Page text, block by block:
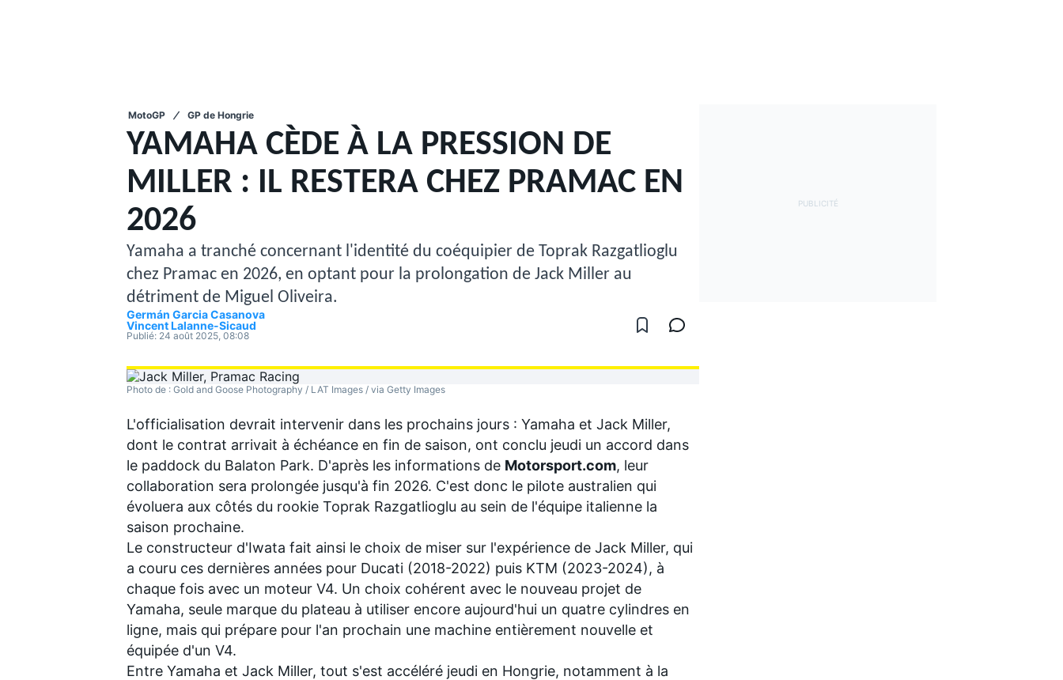
WEC
MotoGP GP de Hongrie
YAMAHA CÈDE À LA PRESSION DE
MILLER : IL RESTERA CHEZ PRAMAC EN
2026
Yamaha a tranché concernant l'identité du coéquipier de Toprak Razgatlioglu
chez Pramac en 2026, en optant pour la prolongation de Jack Miller au
détriment de Miguel Oliveira.
Germán Garcia Casanova
Vincent Lalanne-Sicaud
Publié: 24 août 2025, 08:08
Photo de : Gold and Goose Photography / LAT Images / via Getty Images
L'officialisation devrait intervenir dans les prochains jours : Yamaha et Jack Miller,
dont le contrat arrivait à échéance en fin de saison, ont conclu jeudi un accord dans
le paddock du Balaton Park. D'après les informations de Motorsport.com, leur
collaboration sera prolongée jusqu'à fin 2026. C'est donc le pilote australien qui
évoluera aux côtés du rookie Toprak Razgatlioglu au sein de l'équipe italienne la
saison prochaine.
Le constructeur d'Iwata fait ainsi le choix de miser sur l'expérience de Jack Miller, qui
a couru ces dernières années pour Ducati (2018-2022) puis KTM (2023-2024), à
chaque fois avec un moteur V4. Un choix cohérent avec le nouveau projet de
Yamaha, seule marque du plateau à utiliser encore aujourd'hui un quatre cylindres en
ligne, mais qui prépare pour l'an prochain une machine entièrement nouvelle et
équipée d'un V4.
Entre Yamaha et Jack Miller, tout s'est accéléré jeudi en Hongrie, notamment à la